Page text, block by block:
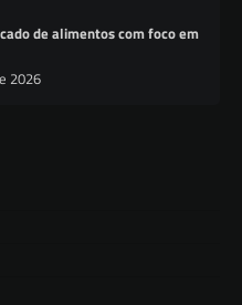
de alimentos com foco em
2026